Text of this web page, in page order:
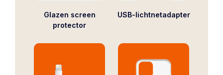
Glazen screen
protector
USB-lichtnetadapter